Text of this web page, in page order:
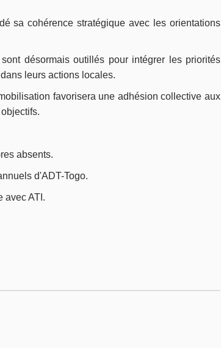
sa cohérence stratégique avec les orientations
désormais outillés pour intégrer les priorités
leurs actions locales.
favorisera une adhésion collective aux
absents.
d'ADT-Togo.
avec ATI.